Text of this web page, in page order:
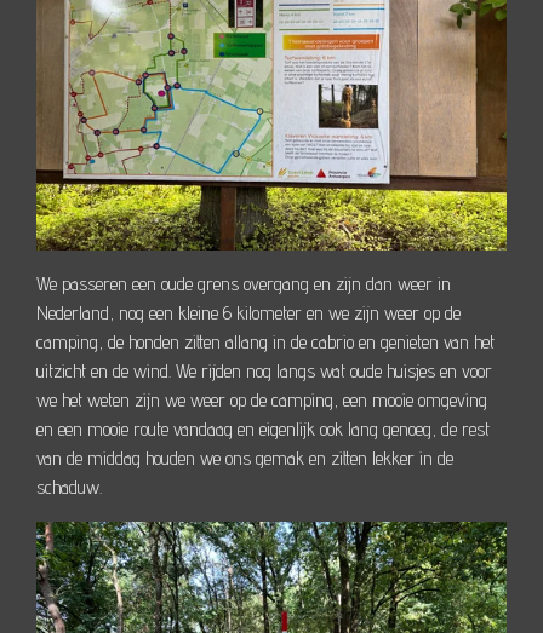
We passeren een oude grens overgang en zijn dan weer in
Nederland, nog een kleine 6 kilometer en we zijn weer op de
camping, de honden zitten allang in de cabrio en genieten van het
uitzicht en de wind. We rijden nog langs wat oude huisjes en voor
we het weten zijn we weer op de camping, een mooie omgeving
en een mooie route vandaag en eigenlijk ook lang genoeg, de rest
van de middag houden we ons gemak en zitten lekker in de
schaduw.